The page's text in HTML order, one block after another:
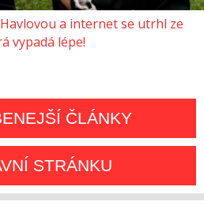
a internet se utrhl ze
vypadá lépe!
ČLÁNKY
STRÁNKU